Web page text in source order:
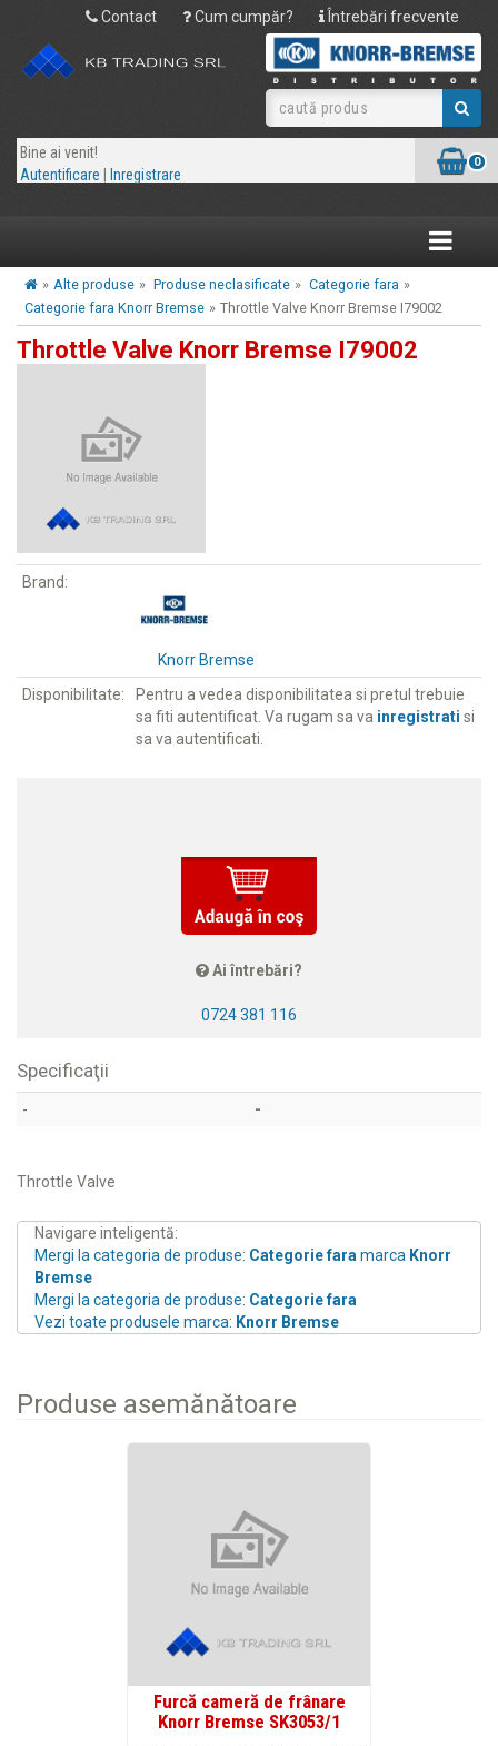
Contact Cum cumpăr? Întrebări frecvente
Bine ai venit!
Autentificare
Inregistrare
0
Toggle
» Alte produse » Produse neclasificate » Categorie fara »
Categorie fara Knorr Bremse » Throttle Valve Knorr Bremse I79002
Throttle Valve Knorr Bremse I79002
Brand:
Knorr Bremse
Disponibilitate:
Pentru a vedea disponibilitatea si pretul trebuie
sa fiti autentificat. Va rugam sa va inregistrati si
sa va autentificati.
Ai întrebări?
0724 381 116
Specificaţii
- -
Throttle Valve
Navigare inteligentă:
Mergi la categoria de produse: Categorie fara marca Knorr
Bremse
Mergi la categoria de produse: Categorie fara
Vezi toate produsele marca: Knorr Bremse
Produse asemănătoare
Furcă cameră de frânare
Knorr Bremse SK3053/1